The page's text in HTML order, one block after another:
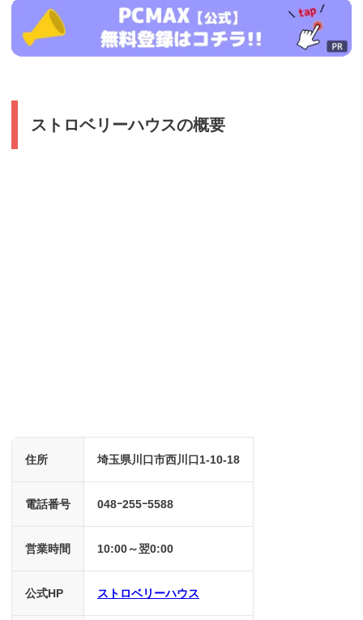
https://pcmax.jp/lp/?
ad_id=rm327007
ストロベリーハウスの概要
住所 埼玉県川口市西川口1-10-18
電話番号 048ｰ255ｰ5588
営業時間 10:00～翌0:00
公式HP ストロベリーハウス